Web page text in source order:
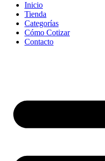
Inicio
Tienda
Categorías
Cómo Cotizar
Contacto